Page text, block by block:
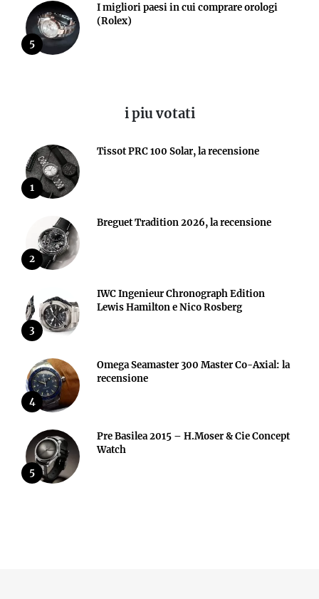
5
I migliori paesi in cui comprare orologi
(Rolex)
i piu votati
1
Tissot PRC 100 Solar, la recensione
2
Breguet Tradition 2026, la recensione
3
IWC Ingenieur Chronograph Edition
Lewis Hamilton e Nico Rosberg
4
Omega Seamaster 300 Master Co-Axial: la
recensione
5
Pre Basilea 2015 – H.Moser & Cie Concept
Watch